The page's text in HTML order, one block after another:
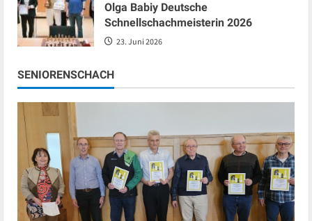
Olga Babiy Deutsche
Schnellschachmeisterin 2026
23. Juni 2026
SENIORENSCHACH